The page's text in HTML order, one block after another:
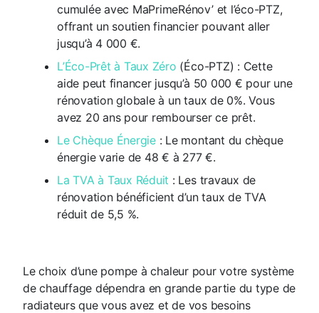
cumulée avec MaPrimeRénov’ et l’éco-PTZ,
offrant un soutien financier pouvant aller
jusqu’à 4 000 €.
L’Éco-Prêt à Taux Zéro (Éco-PTZ) : Cette
aide peut financer jusqu’à 50 000 € pour une
rénovation globale à un taux de 0%. Vous
avez 20 ans pour rembourser ce prêt.
Le Chèque Énergie: Le montant du chèque
énergie varie de 48 € à 277 €.
La TVA à Taux Réduit : Les travaux de
rénovation bénéficient d’un taux de TVA
réduit de 5,5 %.
Le choix d’une pompe à chaleur pour votre système
de chauffage dépendra en grande partie du type de
radiateurs que vous avez et de vos besoins